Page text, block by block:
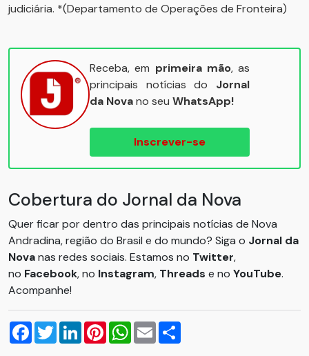
judiciária. *(Departamento de Operações de Fronteira)
Receba, em primeira mão, as
principais notícias do Jornal
da Novano seu WhatsApp!
Inscrever-se
Cobertura do Jornal da Nova
Quer ficar por dentro das principais notícias de Nova
Andradina, região do Brasil e do mundo? Siga o Jornal da
Novanas redes sociais. Estamos no Twitter,
no Facebook, no Instagram, Threads e no YouTube.
Acompanhe!
Facebook
TwitterLinkedInPinterestWhatsApp
Email